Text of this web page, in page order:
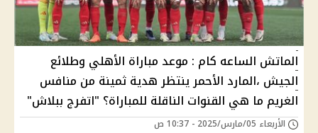
الماتش الساعه كام : موعد مباراة الأهلي وطلائع
الجيش ،المارد الأحمر ينتظر هدية ثمينة من منافس
الغريم ما هي القنوات الناقلة للمباراة؟ "اتفرج ببلاش"
الأربعاء 05/مارس/2025 - 10:37 ص